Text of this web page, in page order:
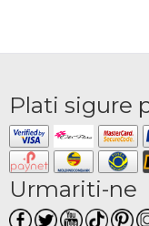
Plati sigure
Urmariti-ne